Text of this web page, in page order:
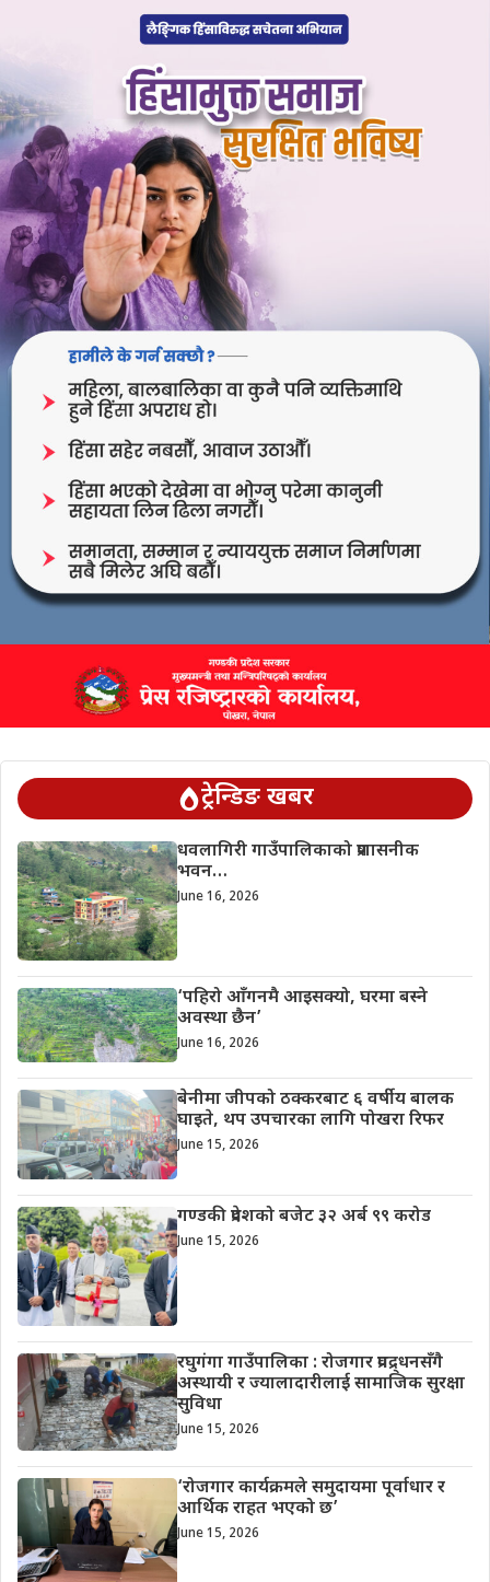
ट्रेन्डिङ खबर
धवलागिरी गाउँपालिकाको प्रशासनीक
भवन…
June 16, 2026
‘पहिरो आँगनमै आइसक्यो, घरमा बस्ने
अवस्था छैन’
June 16, 2026
बेनीमा जीपको ठक्करबाट ६ वर्षीय बालक
घाइते, थप उपचारका लागि पोखरा रिफर
June 15, 2026
गण्डकी प्रदेशको बजेट ३२ अर्ब ९९ करोड
June 15, 2026
रघुगंगा गाउँपालिका : रोजगार प्रवद्र्धनसँगै
अस्थायी र ज्यालादारीलाई सामाजिक सुरक्षा
सुविधा
June 15, 2026
‘रोजगार कार्यक्रमले समुदायमा पूर्वाधार र
आर्थिक राहत भएको छ’
June 15, 2026